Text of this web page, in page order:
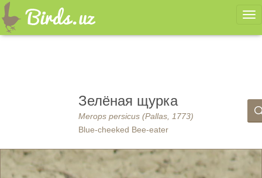
Зелёная щурка
Merops persicus (Pallas, 1773)
Blue-cheeked Bee-eater